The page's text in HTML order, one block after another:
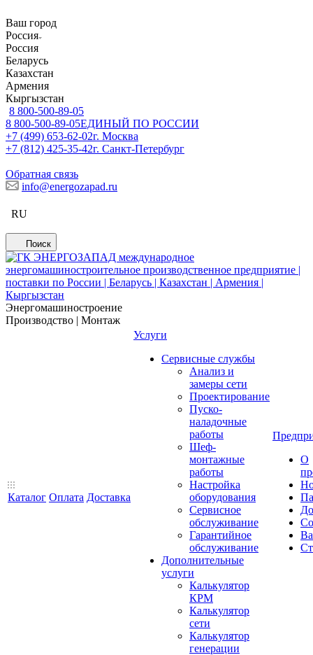
Ваш город
Россия
Россия
Беларусь
Казахстан
Армения
Кыргызстан
8 800-500-89-05
8 800-500-89-05ЕДИНЫЙ ПО РОССИИ
+7 (499) 653-62-02г. Москва
+7 (812) 425-35-42г. Санкт-Петербург
Обратная связь
info@energozapad.ru
RU
Поиск
Энергомашиностроение
Производство | Монтаж
Каталог Оплата Доставка
Услуги
Сервисные службы
Анализ и
замеры сети
Проектирование
Пуско-
наладочные
работы
Шеф-
монтажные
работы
Настройка
оборудования
Сервисное
обслуживание
Гарантийное
обслуживание
Дополнительные
услуги
Калькулятор
КРМ
Калькулятор
сети
Калькулятор
генерации
О